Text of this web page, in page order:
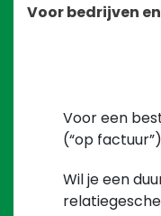
Voor bedrijven
Voor een
(“op
Wil je een